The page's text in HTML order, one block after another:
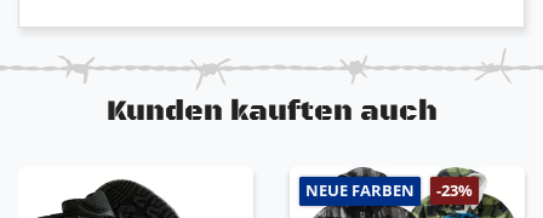
!! WICHTIG !!
Bekleidung teilweise von dem hier beschriebenen
abweichen. Die Modelle können unterschiedlich sein
Kunden kauften auch
NEUE FARBEN -23%